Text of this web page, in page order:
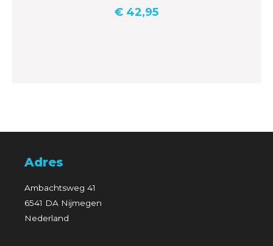
€ 42,95
Adres
Ambachtsweg 41
6541 DA Nijmegen
Nederland